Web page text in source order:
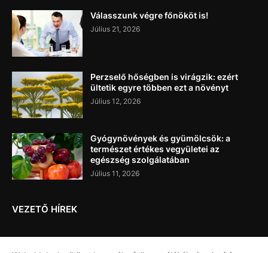
Válasszunk végre főnököt is!
Július 21, 2026
Perzselő hőségben is virágzik: ezért
ültetik egyre többen ezt a növényt
Július 12, 2026
Gyógynövények és gyümölcsök: a
természet értékes vegyületei az
egészség szolgálatában
Július 11, 2026
VEZETŐ HÍREK